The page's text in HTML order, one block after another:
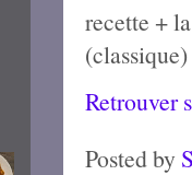
recette +
Retrouver
Posted by